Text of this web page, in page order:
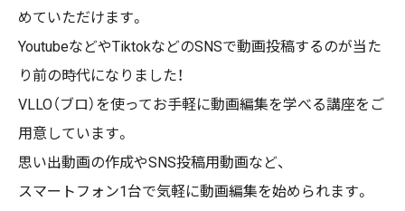
めていただけます。
YoutubeなどやTiktokなどのSNSで動画投稿するのが当た
り前の時代になりました！
VLLO（ブロ）を使ってお手軽に動画編集を学べる講座をご
用意しています。
思い出動画の作成やSNS投稿用動画など、
スマートフォン1台で気軽に動画編集を始められます。